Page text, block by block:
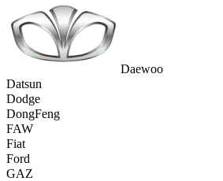
Daewoo
Datsun
Dodge
DongFeng
FAW
Fiat
Ford
GAZ